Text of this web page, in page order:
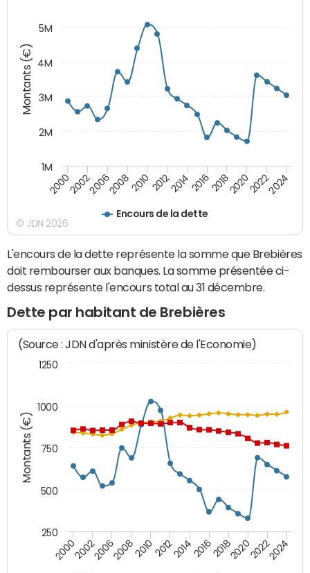
Montants (€)
Encours de la dette
20002002200620082010 2012201420162018202020222024
1M
2M
3M
4M
5M
© JDN 2026
L'encours de la dette représente la somme que Brebières
doit rembourser aux banques. La somme présentée ci-
dessus représente l'encours total au 31 décembre.
Dette par habitant de Brebières
Montants (€)
(Source : JDN d'après ministère de l'Economie)
200020022006200820102012201420162018202020222024
1000
250
500
750
1250